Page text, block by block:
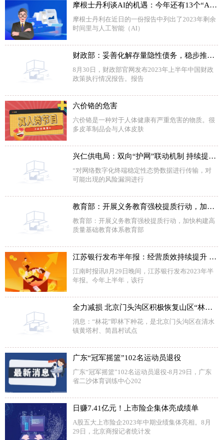
摩根士丹利谈AI的机遇：今年还有13个“AI时刻”
摩根士丹利在近日的一份报告中列出了2023年剩余
时间里与人工智能（AI）
财政部：妥善化解存量隐性债务，稳步推进地方政府债务合并监管
8月30日，财政部官网发布2023年上半年中国财政
政策执行情况报告。报告
六价铬的危害
六价铬是一种对于人体健康有严重危害的物质。很
多皮革制品会与人体皮肤
兴仁供电局：双向“护网”联动机制 持续提升电网供电可靠性
“对网络数字化终端稳定性态势数据进行传输，对
可能出现的风险漏洞进行
教育部：开展义务教育强校提质行动，加快构建高质量基础教育体系
教育部：开展义务教育强校提质行动，加快构建高
质量基础教育体系教育部
江苏银行发布半年报：经营质效持续提升 资产质量进一步提优
江南时报讯8月29日晚间，江苏银行发布2023年半
年报。今年上半年，该行
全力减损 北京门头沟区积极恢复山区“林花”经济
消息：“林花”即林下种花，是北京门头沟区在清水
镇黄塔村、简昌村试点
广东“冠军摇篮”102名运动员退役
广东“冠军摇篮”102名运动员退役-8月29日，广东
省二沙体育训练中心202
日赚7.41亿元！上市险企集体亮成绩单
A股五大上市险企2023年中期业绩集体亮相。8月
29日，北京商报记者统计发